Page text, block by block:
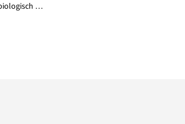
Spijkeroverhemd met biologisch katoen